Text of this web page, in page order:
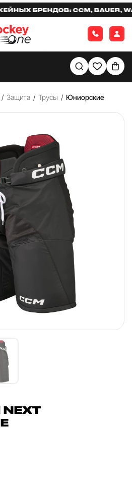
БРЕНДОВ: CCM, BAUER,
/ Защита / Трусы / Юниорские